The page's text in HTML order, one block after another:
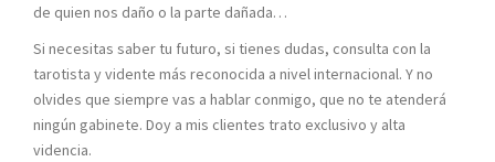
de quien nos daño o la parte dañada…
Si necesitas saber tu futuro, si tienes dudas, consulta con la
tarotista y vidente más reconocida a nivel internacional. Y no
olvides que siempre vas a hablar conmigo, que no te atenderá
ningún gabinete. Doy a mis clientes trato exclusivo y alta
videncia.